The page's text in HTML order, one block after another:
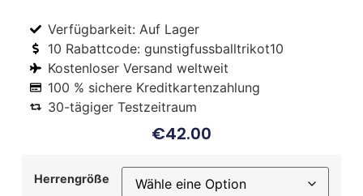
Verfügbarkeit: Auf Lager
10 Rabattcode: gunstigfussballtrikot10
Kostenloser Versand weltweit
100 % sichere Kreditkartenzahlung
30-tägiger Testzeitraum
€42.00
Herrengröße